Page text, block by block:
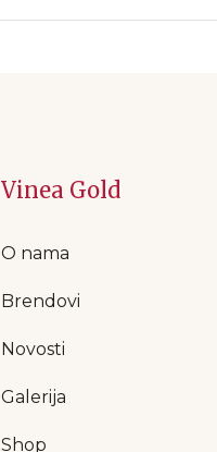
Vinea Gold
O nama
Brendovi
Novosti
Galerija
Shop